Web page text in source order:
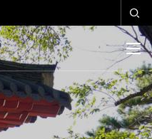
색검
전
메
뉴